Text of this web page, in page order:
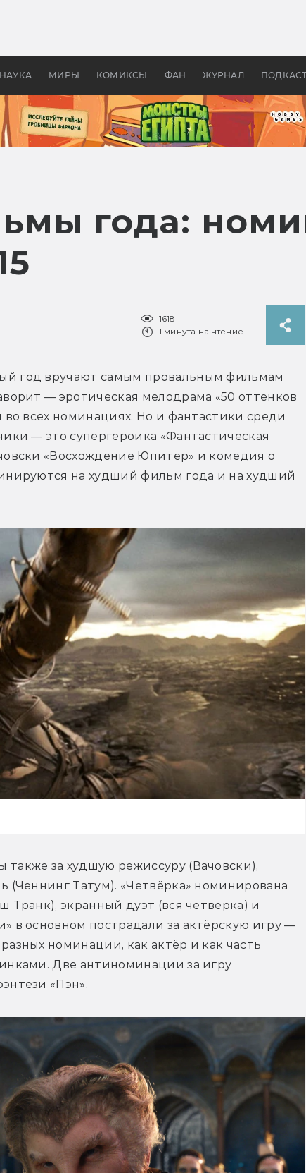
НАУКА МИРЫ КОМИКСЫ ФАН ЖУРНАЛ
«Властелина колец»
Древней Грецией
года:
1618
1 минута на чтение
год вручают самым провальным фильмам
— эротическая мелодрама «50 оттенков
во всех номинациях. Но и фантастики среди
— это супергероика «Фантастическая
«Восхождение Юпитер» и комедия о
на худший фильм года и на худший
за худшую режиссуру (Вачовски),
Татум). «Четвёрка» номинирована
экранный дуэт (вся четвёрка) и
в основном пострадали за актёрскую игру —
номинации, как актёр и как часть
Две антиноминации за игру
«Пэн».